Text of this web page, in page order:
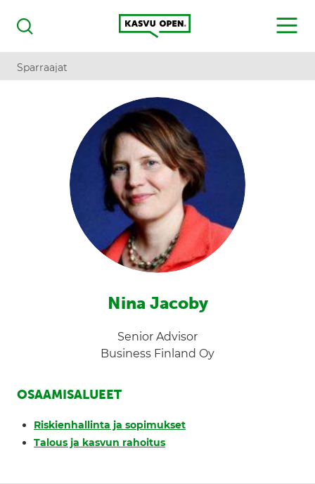
Haku
Kasvu Open
MENU
Sparraajat
Nina Jacoby
Senior Advisor
Business Finland Oy
OSAAMISALUEET
Riskienhallinta ja sopimukset
Talous ja kasvun rahoitus